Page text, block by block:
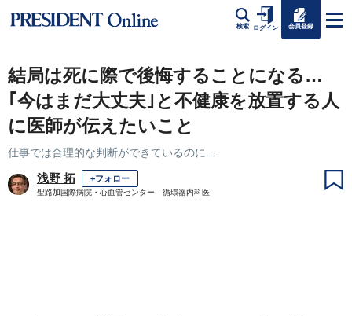
検索 ログイン 会員登録
結局は死に際で後悔することになる…
｢今はまだ大丈夫｣と不健康を放置する人
に医師が伝えたいこと
仕事では合理的な判断ができているのに…
浅野 拓 +フォロー
聖路加国際病院・心血管センター 循環器内科医